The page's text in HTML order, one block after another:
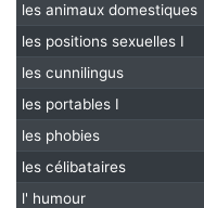
les animaux domestiques
les positions sexuelles I
les cunnilingus
les portables I
les phobies
les célibataires
l' humour